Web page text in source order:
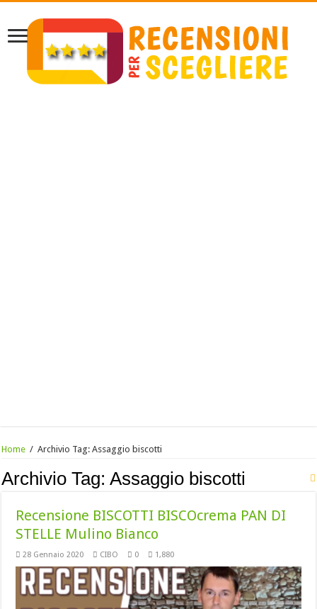
Home / Archivio Tag:Assaggio biscotti
Archivio Tag:Assaggio biscotti
Recensione BISCOTTI BISCOcrema PAN DI
STELLE Mulino Bianco
28 Gennaio 2020 CIBO 0 1,880